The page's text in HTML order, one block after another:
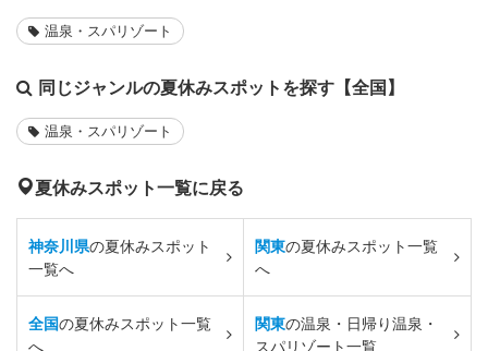
温泉・スパリゾート
同じジャンルの夏休みスポットを探す【全国】
温泉・スパリゾート
夏休みスポット一覧に戻る
神奈川県の夏休みスポット
一覧へ
関東の夏休みスポット一覧
へ
全国の夏休みスポット一覧
へ
関東の温泉・日帰り温泉・
スパリゾート一覧